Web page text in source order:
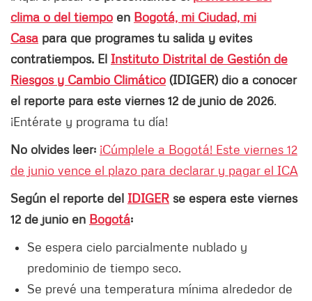
clima o del tiempo en Bogotá, mi Ciudad, mi
Casa para que programes tu salida y evites
contratiempos. El Instituto Distrital de Gestión de
Riesgos y Cambio Climático (IDIGER) dio a conocer
el reporte para este viernes 12 de junio de 2026.
¡Entérate y programa tu día!
No olvides leer: ¡Cúmplele a Bogotá! Este viernes 12
de junio vence el plazo para declarar y pagar el ICA
Según el reporte del IDIGER se espera este viernes
12 de junio en Bogotá:
Se espera cielo parcialmente nublado y
predominio de tiempo seco.
Se prevé una temperatura mínima alrededor de